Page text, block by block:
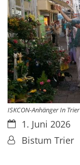
ISKCON-Anhänger In
Datum:1. Juni 2026
Von:Bistum Trier